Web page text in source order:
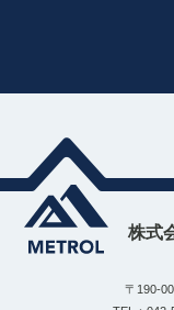
株式
〒190-